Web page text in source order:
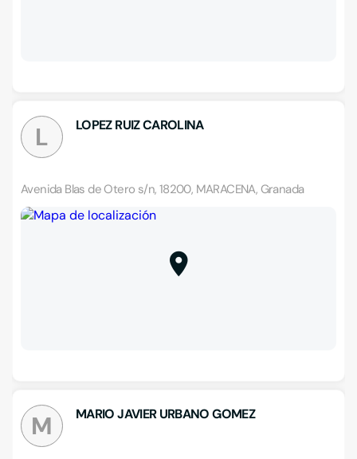
L LOPEZ RUIZ CAROLINA
Avenida Blas de Otero s/n, 18200, MARACENA, Granada
M MARIO JAVIER URBANO GOMEZ